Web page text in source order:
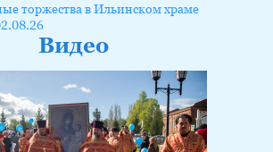
торжества в Ильинском храме
Видео